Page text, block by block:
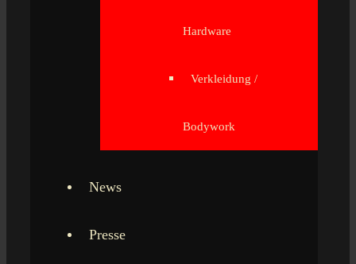
Hardware
Verkleidung /
Bodywork
News
Presse